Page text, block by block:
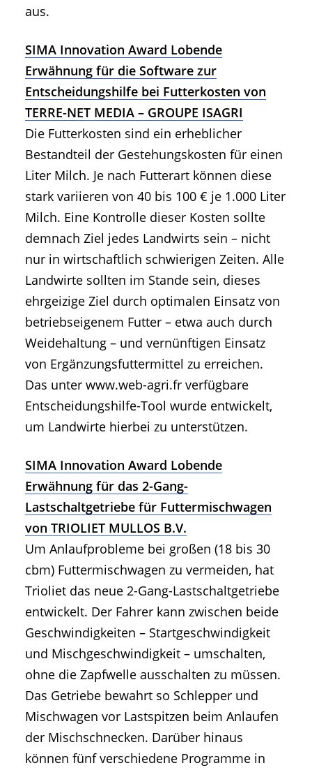
aus.
SIMA Innovation Award Lobende
Erwähnung für die Software zur
Entscheidungshilfe bei Futterkosten von
TERRE-NET MEDIA – GROUPE ISAGRI
Die Futterkosten sind ein erheblicher
Bestandteil der Gestehungskosten für einen
Liter Milch. Je nach Futterart können diese
stark variieren von 40 bis 100 € je 1.000 Liter
Milch. Eine Kontrolle dieser Kosten sollte
demnach Ziel jedes Landwirts sein – nicht
nur in wirtschaftlich schwierigen Zeiten. Alle
Landwirte sollten im Stande sein, dieses
ehrgeizige Ziel durch optimalen Einsatz von
betriebseigenem Futter – etwa auch durch
Weidehaltung – und vernünftigen Einsatz
von Ergänzungsfuttermittel zu erreichen.
Das unter www.web-agri.fr verfügbare
Entscheidungshilfe-Tool wurde entwickelt,
um Landwirte hierbei zu unterstützen.
SIMA Innovation Award Lobende
Erwähnung für das 2-Gang-
Lastschaltgetriebe für Futtermischwagen
von TRIOLIET MULLOS B.V.
Um Anlaufprobleme bei großen (18 bis 30
cbm) Futtermischwagen zu vermeiden, hat
Trioliet das neue 2-Gang-Lastschaltgetriebe
entwickelt. Der Fahrer kann zwischen beide
Geschwindigkeiten – Startgeschwindigkeit
und Mischgeschwindigkeit – umschalten,
ohne die Zapfwelle ausschalten zu müssen.
Das Getriebe bewahrt so Schlepper und
Mischwagen vor Lastspitzen beim Anlaufen
der Mischschnecken. Darüber hinaus
können fünf verschiedene Programme in